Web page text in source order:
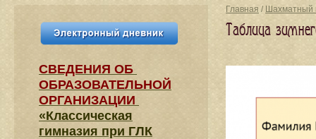
Главная / Шахматный
Таблица
СВЕДЕНИЯ​ ОБ
ОБРАЗОВАТЕЛЬНОЙ
ОРГАНИЗАЦИИ
«Классическая
гимназия при ГЛК